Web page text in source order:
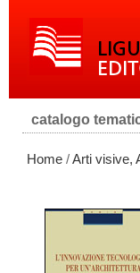
catalogo
Home /Arti visive,